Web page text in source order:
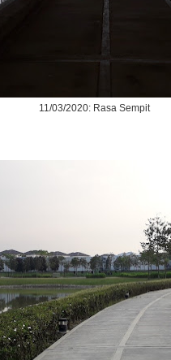
11/03/2020: Rasa Sempit